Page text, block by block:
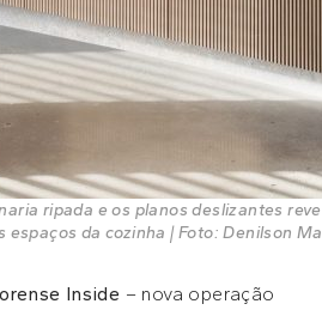
ripada e os planos deslizantes
espaços da cozinha | Foto: Denilson
Inside – nova operação